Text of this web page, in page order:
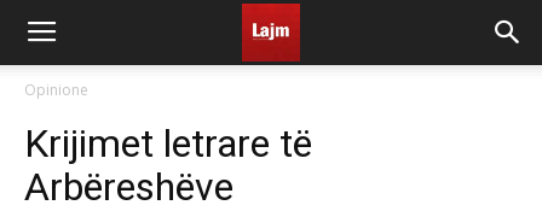
Opinione
Krijimet letrare të
Arbëreshëve